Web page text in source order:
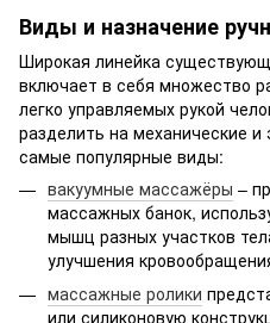
Виды и назначение
Широкая линейка
включает в себя множество
легко управляемых рукой
разделить на механические
самые популярные виды:
вакуумные массажёры –
массажных банок,
мышц разных участков
улучшения
массажные ролики
или силиконовую